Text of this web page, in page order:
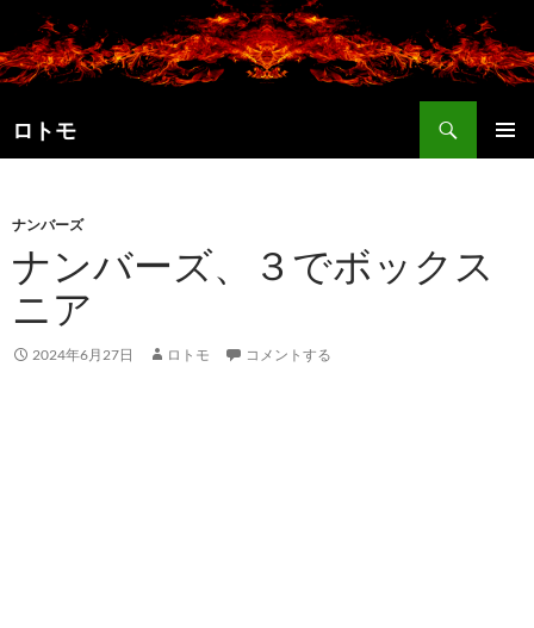
ン
テ
ツ
へ
プ
ロトモ
索
ナンバーズ
ナンバーズ、３でボックス
ニア
2024年6月27日 ロトモ コメントする